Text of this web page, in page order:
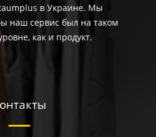
в Украине. Мы
наш сервис был на таком
как и продукт.